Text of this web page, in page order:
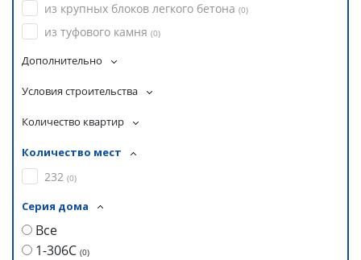
из крупных блоков легкого бетона (0)
из туфового камня (0)
Дополнительно
Условия строительства
Количество квартир
Количество мест
232 (0)
Серия дома
Все
1-306С (0)